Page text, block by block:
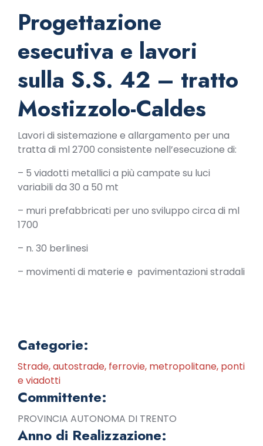
Progettazione
esecutiva e lavori
sulla S.S. 42 – tratto
Mostizzolo-Caldes
Lavori di sistemazione e allargamento per una
tratta di ml 2700 consistente nell’esecuzione di:
– 5 viadotti metallici a più campate su luci
variabili da 30 a 50 mt
– muri prefabbricati per uno sviluppo circa di ml
1700
– n. 30 berlinesi
– movimenti di materie e pavimentazioni stradali
Categorie:
Strade, autostrade, ferrovie, metropolitane, ponti
e viadotti
Committente:
PROVINCIA AUTONOMA DI TRENTO
Anno di Realizzazione: